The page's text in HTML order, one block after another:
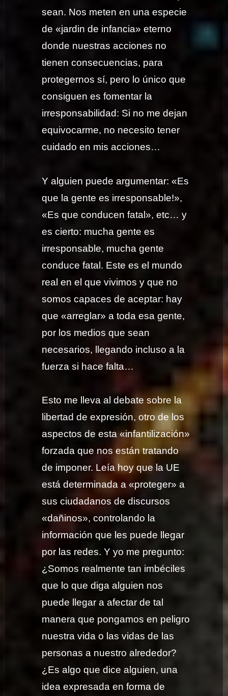
sean. Nos meten en una especie
de «jardin de infancia» eterno
donde nuestras acciones no
tienen consecuencias, para
protegernos sí, pero lo único que
consiguen es fomentar la
irresponsabilidad: Si no me dejan
equivocarme, no necesito tener
cuidado en mis acciones…
Y alguien puede argumentar: «Es
que la gente es irresponsable!»,
«Es que conducen fatal», etc… y
es cierto: mucha gente es
irresponsable, mucha gente
conduce fatal. Este es el mundo
real en el que vivimos y que no
somos capaces de aceptar: hay
que «arreglar» a toda esa gente,
por los medios que sean
necesarios, llegando incluso a la
fuerza si hace falta…
Esto me lleva al debate sobre la
libertad de expresión, otro de los
aspectos de esta «infantilización»
forzada que nos están tratando
de imponer. Leía hoy que la UE
está determinada a «proteger» a
sus ciudadanos de discursos
«dañinos», controlando la
información que les puede llegar
por las redes. Y yo me pregunto:
¿Somos realmente tan imbéciles
que lo que diga alguien nos
puede llegar a afectar de tal
manera que pongamos en peligro
nuestra vida o las vidas de las
personas a nuestro alrededor?
¿Es algo que dice alguien, una
idea expresada en forma de